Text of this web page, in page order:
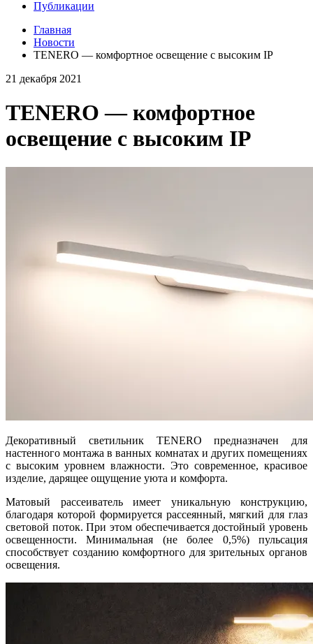
Публикации
Главная
Новости
TENERO — комфортное освещение с высоким IP
21 декабря 2021
TENERO — комфортное
освещение с высоким IP
Декоративный светильник TENERO предназначен для
настенного монтажа в ванных комнатах и других помещениях
с высоким уровнем влажности. Это современное, красивое
изделие, дарящее ощущение уюта и комфорта.
Матовый рассеиватель имеет уникальную конструкцию,
благодаря которой формируется рассеянный, мягкий для глаз
световой поток. При этом обеспечивается достойный уровень
освещенности. Минимальная (не более 0,5%) пульсация
способствует созданию комфортного для зрительных органов
освещения.